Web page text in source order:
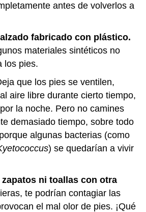
antes de volverlos a
fabricado con plástico.
materiales sintéticos no
los pies.
que los pies se ventilen,
aire libre durante cierto tiempo,
la noche. Pero no camines
demasiado tiempo, sobre todo
algunas bacterias (como
) se quedarían a vivir
ni toallas con otra
te podrían contagiar las
el mal olor de pies. ¡Qué